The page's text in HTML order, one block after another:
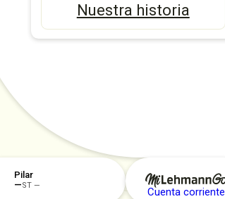
Nuestra historia
Pilar
—ST —
Cuenta corriente